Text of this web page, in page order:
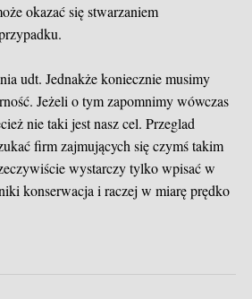
okazać się stwarzaniem
udt. Jednakże koniecznie musimy
Jeżeli o tym zapomnimy wówczas
nie taki jest nasz cel.Przeglad
firm zajmujących się czymś takim
wystarczy tylko wpisać w
konserwacja i raczej w miarę prędko